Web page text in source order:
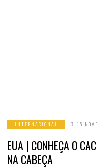
INTERNACIONAL 15
EUA | CONHEÇA O
NA CABEÇA